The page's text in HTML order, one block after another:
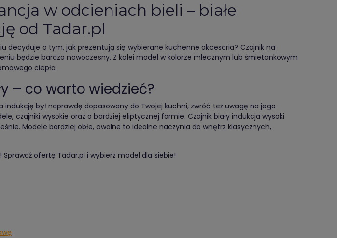
w odcieniach bieli – białe
od Tadar.pl
decyduje o tym, jak prezentują się wybierane kuchenne akcesoria? Czajnik na
będzie bardzo nowoczesny. Z kolei model w kolorze mlecznym lub śmietankowym
ciepła.
– co warto wiedzieć?
indukcję był naprawdę dopasowany do Twojej kuchni, zwróć też uwagę na jego
czajniki wysokie oraz o bardziej eliptycznej formie. Czajnik biały indukcja wysoki
Modele bardziej obłe, owalne to idealne naczynia do wnętrz klasycznych,
Sprawdź ofertę Tadar.pl i wybierz model dla siebie!